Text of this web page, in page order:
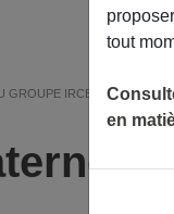
GROUPE IRCEM
tout
en